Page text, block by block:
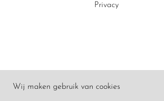
Wij maken gebruik van cookies
Privacy